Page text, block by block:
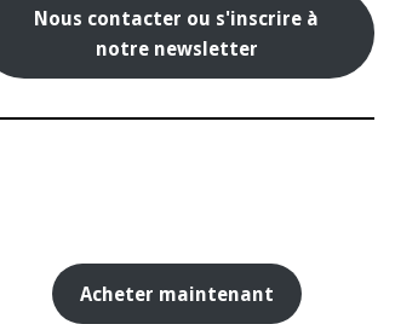
Nous contacter ou s'inscrire à
notre newsletter
Acheter maintenant